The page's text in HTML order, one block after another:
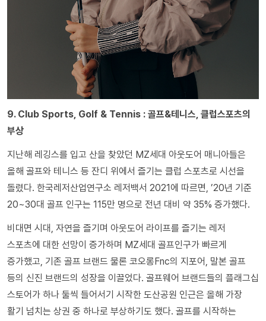
9. Club Sports, Golf & Tennis : 골프&테니스, 클럽스포츠의
부상
지난해 레깅스를 입고 산을 찾았던 MZ세대 아웃도어 매니아들은
올해 골프와 테니스 등 잔디 위에서 즐기는 클럽 스포츠로 시선을
돌렸다. 한국레저산업연구소 레저백서 2021에 따르면, ’20년 기준
20~30대 골프 인구는 115만 명으로 전년 대비 약 35% 증가했다.
비대면 시대, 자연을 즐기며 아웃도어 라이프를 즐기는 레저
스포츠에 대한 선망이 증가하며 MZ세대 골프인구가 빠르게
증가했고, 기존 골프 브랜드 물론 코오롱Fnc의 지포어, 말본 골프
등의 신진 브랜드의 성장을 이끌었다. 골프웨어 브랜드들의 플래그십
스토어가 하나 둘씩 들어서기 시작한 도산공원 인근은 올해 가장
활기 넘치는 상권 중 하나로 부상하기도 했다. 골프를 시작하는